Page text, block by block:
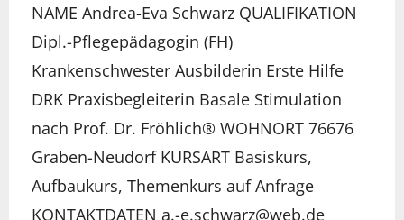
NAME Andrea-Eva Schwarz QUALIFIKATION
Dipl.-Pflegepädagogin (FH)
Krankenschwester Ausbilderin Erste Hilfe
DRK Praxisbegleiterin Basale Stimulation
nach Prof. Dr. Fröhlich® WOHNORT 76676
Graben-Neudorf KURSART Basiskurs,
Aufbaukurs, Themenkurs auf Anfrage
KONTAKTDATEN a.-e.schwarz@web.de